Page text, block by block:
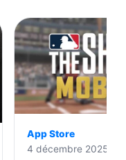
App Store
4 décembre 2025 à